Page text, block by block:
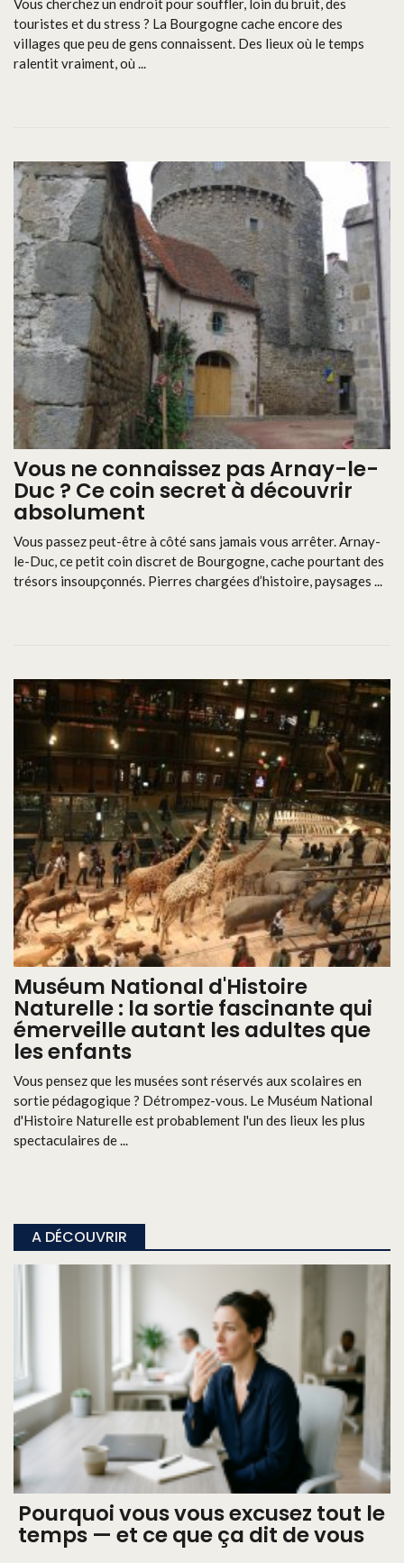
Vous cherchez un endroit pour souffler, loin du bruit, des
touristes et du stress ? La Bourgogne cache encore des
villages que peu de gens connaissent. Des lieux où le temps
ralentit vraiment, où ...
Vous ne connaissez pas Arnay-le-
Duc ? Ce coin secret à découvrir
absolument
Vous passez peut-être à côté sans jamais vous arrêter. Arnay-
le-Duc, ce petit coin discret de Bourgogne, cache pourtant des
trésors insoupçonnés. Pierres chargées d’histoire, paysages ...
Muséum National d'Histoire
Naturelle : la sortie fascinante qui
émerveille autant les adultes que
les enfants
Vous pensez que les musées sont réservés aux scolaires en
sortie pédagogique ? Détrompez-vous. Le Muséum National
d'Histoire Naturelle est probablement l'un des lieux les plus
spectaculaires de ...
A DÉCOUVRIR
Pourquoi vous vous excusez tout le
temps — et ce que ça dit de vous